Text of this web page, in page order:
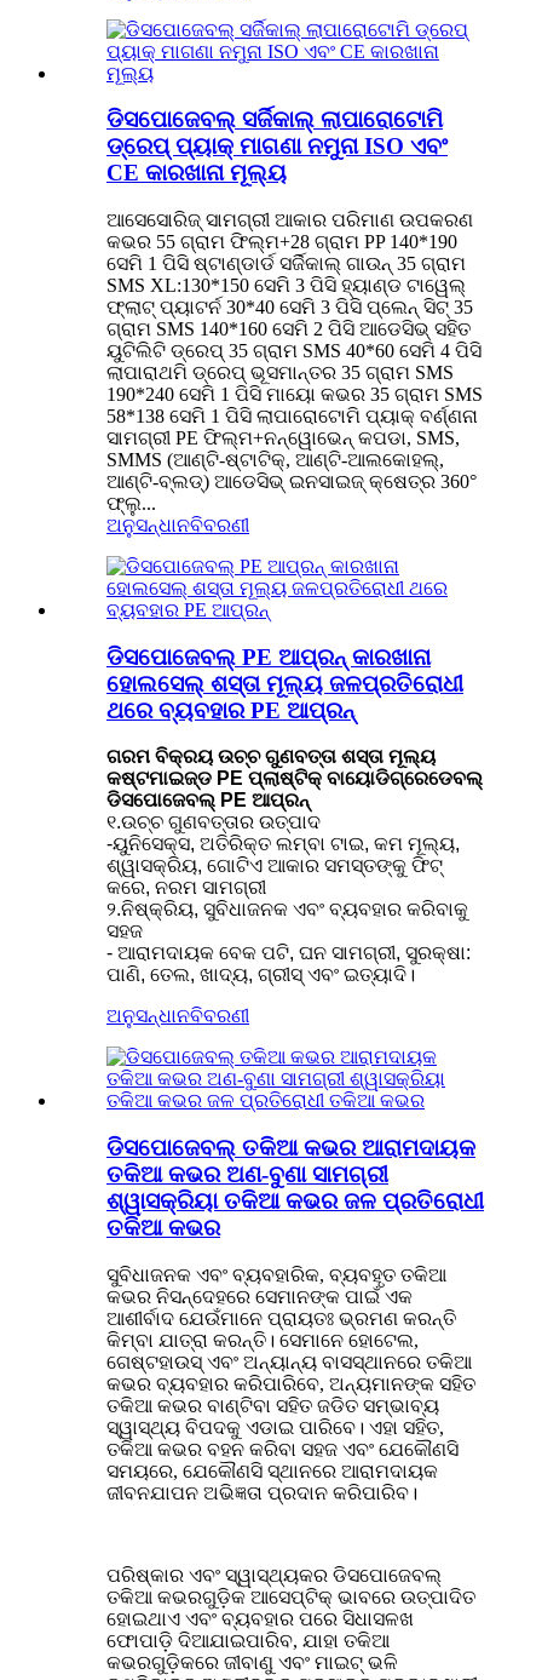
ଡିସପୋଜେବଲ୍ ସର୍ଜିକାଲ୍ ଲାପାରୋଟୋମି
ଡ୍ରେପ୍ ପ୍ୟାକ୍ ମାଗଣା ନମୁନା ISO ଏବଂ
CE କାରଖାନା ମୂଲ୍ୟ
ଆସେସୋରିଜ୍ ସାମଗ୍ରୀ ଆକାର ପରିମାଣ ଉପକରଣ
କଭର 55 ଗ୍ରାମ ଫିଲ୍ମ+28 ଗ୍ରାମ PP 140*190
ସେମି 1 ପିସି ଷ୍ଟାଣ୍ଡାର୍ଡ ସର୍ଜିକାଲ୍ ଗାଉନ୍ 35 ଗ୍ରାମ
SMS XL:130*150 ସେମି 3 ପିସି ହ୍ୟାଣ୍ଡ ଟାୱେଲ୍
ଫ୍ଲାଟ୍ ପ୍ୟାଟର୍ନ 30*40 ସେମି 3 ପିସି ପ୍ଲେନ୍ ସିଟ୍ 35
ଗ୍ରାମ SMS 140*160 ସେମି 2 ପିସି ଆଡେସିଭ୍ ସହିତ
ୟୁଟିଲିଟି ଡ୍ରେପ୍ 35 ଗ୍ରାମ SMS 40*60 ସେମି 4 ପିସି
ଲାପାରାଥମି ଡ୍ରେପ୍ ଭୂସମାନ୍ତର 35 ଗ୍ରାମ SMS
190*240 ସେମି 1 ପିସି ମାୟୋ କଭର 35 ଗ୍ରାମ SMS
58*138 ସେମି 1 ପିସି ଲାପାରୋଟୋମି ପ୍ୟାକ୍ ବର୍ଣ୍ଣନା
ସାମଗ୍ରୀ PE ଫିଲ୍ମ+ନନ୍‌ୱୋଭେନ୍ କପଡା, SMS,
SMMS (ଆଣ୍ଟି-ଷ୍ଟାଟିକ୍, ଆଣ୍ଟି-ଆଲକୋହଲ୍,
ଆଣ୍ଟି-ବ୍ଲଡ୍) ଆଡେସିଭ୍ ଇନସାଇଜ୍ କ୍ଷେତ୍ର 360°
ଫ୍ଲୁ...
ଅନୁସନ୍ଧାନବିବରଣୀ
ଡିସପୋଜେବଲ୍ PE ଆପ୍ରନ୍ କାରଖାନା
ହୋଲସେଲ୍ ଶସ୍ତା ମୂଲ୍ୟ ଜଳପ୍ରତିରୋଧୀ
ଥରେ ବ୍ୟବହାର PE ଆପ୍ରନ୍
ଗରମ ବିକ୍ରୟ ଉଚ୍ଚ ଗୁଣବତ୍ତା ଶସ୍ତା ମୂଲ୍ୟ
କଷ୍ଟମାଇଜ୍ଡ PE ପ୍ଲାଷ୍ଟିକ୍ ବାୟୋଡିଗ୍ରେଡେବଲ୍
ଡିସପୋଜେବଲ୍ PE ଆପ୍ରନ୍
୧.ଉଚ୍ଚ ଗୁଣବତ୍ତାର ଉତ୍ପାଦ
-ୟୁନିସେକ୍ସ, ଅତିରିକ୍ତ ଲମ୍ବା ଟାଇ, କମ ମୂଲ୍ୟ,
ଶ୍ୱାସକ୍ରିୟ, ଗୋଟିଏ ଆକାର ସମସ୍ତଙ୍କୁ ଫିଟ୍
କରେ, ନରମ ସାମଗ୍ରୀ
୨.ନିଷ୍କ୍ରିୟ, ସୁବିଧାଜନକ ଏବଂ ବ୍ୟବହାର କରିବାକୁ
ସହଜ
- ଆରାମଦାୟକ ବେକ ପଟି, ଘନ ସାମଗ୍ରୀ, ସୁରକ୍ଷା:
ପାଣି, ତେଲ, ଖାଦ୍ୟ, ଗ୍ରୀସ୍ ଏବଂ ଇତ୍ୟାଦି।
ଅନୁସନ୍ଧାନବିବରଣୀ
ଡିସପୋଜେବଲ୍ ତକିଆ କଭର ଆରାମଦାୟକ
ତକିଆ କଭର ଅଣ-ବୁଣା ସାମଗ୍ରୀ
ଶ୍ୱାସକ୍ରିୟା ତକିଆ କଭର ଜଳ ପ୍ରତିରୋଧୀ
ତକିଆ କଭର
ସୁବିଧାଜନକ ଏବଂ ବ୍ୟବହାରିକ, ବ୍ୟବହୃତ ତକିଆ
କଭର ନିସନ୍ଦେହରେ ସେମାନଙ୍କ ପାଇଁ ଏକ
ଆଶୀର୍ବାଦ ଯେଉଁମାନେ ପ୍ରାୟତଃ ଭ୍ରମଣ କରନ୍ତି
କିମ୍ବା ଯାତ୍ରା କରନ୍ତି। ସେମାନେ ହୋଟେଲ,
ଗେଷ୍ଟହାଉସ୍ ଏବଂ ଅନ୍ୟାନ୍ୟ ବାସସ୍ଥାନରେ ତକିଆ
କଭର ବ୍ୟବହାର କରିପାରିବେ, ଅନ୍ୟମାନଙ୍କ ସହିତ
ତକିଆ କଭର ବାଣ୍ଟିବା ସହିତ ଜଡିତ ସମ୍ଭାବ୍ୟ
ସ୍ୱାସ୍ଥ୍ୟ ବିପଦକୁ ଏଡାଇ ପାରିବେ। ଏହା ସହିତ,
ତକିଆ କଭର ବହନ କରିବା ସହଜ ଏବଂ ଯେକୌଣସି
ସମୟରେ, ଯେକୌଣସି ସ୍ଥାନରେ ଆରାମଦାୟକ
ଜୀବନଯାପନ ଅଭିଜ୍ଞତା ପ୍ରଦାନ କରିପାରିବ।
ପରିଷ୍କାର ଏବଂ ସ୍ୱାସ୍ଥ୍ୟକର ଡିସପୋଜେବଲ୍
ତକିଆ କଭରଗୁଡ଼ିକ ଆସେପ୍ଟିକ୍ ଭାବରେ ଉତ୍ପାଦିତ
ହୋଇଥାଏ ଏବଂ ବ୍ୟବହାର ପରେ ସିଧାସଳଖ
ଫୋପାଡ଼ି ଦିଆଯାଇପାରିବ, ଯାହା ତକିଆ
କଭରଗୁଡ଼ିକରେ ଜୀବାଣୁ ଏବଂ ମାଇଟ୍ ଭଳି